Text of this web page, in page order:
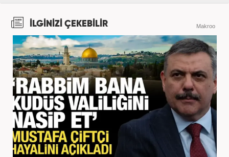
İLGİNİZİ ÇEKEBİLİR Makroo